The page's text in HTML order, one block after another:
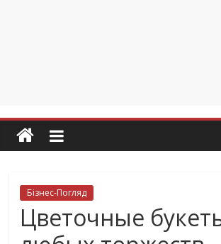
Бізнес-Погляд
Цветочные